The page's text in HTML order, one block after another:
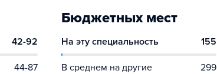
42-92
44-87
Бюджетных мест
На эту специальность 155
В среднем на другие 299